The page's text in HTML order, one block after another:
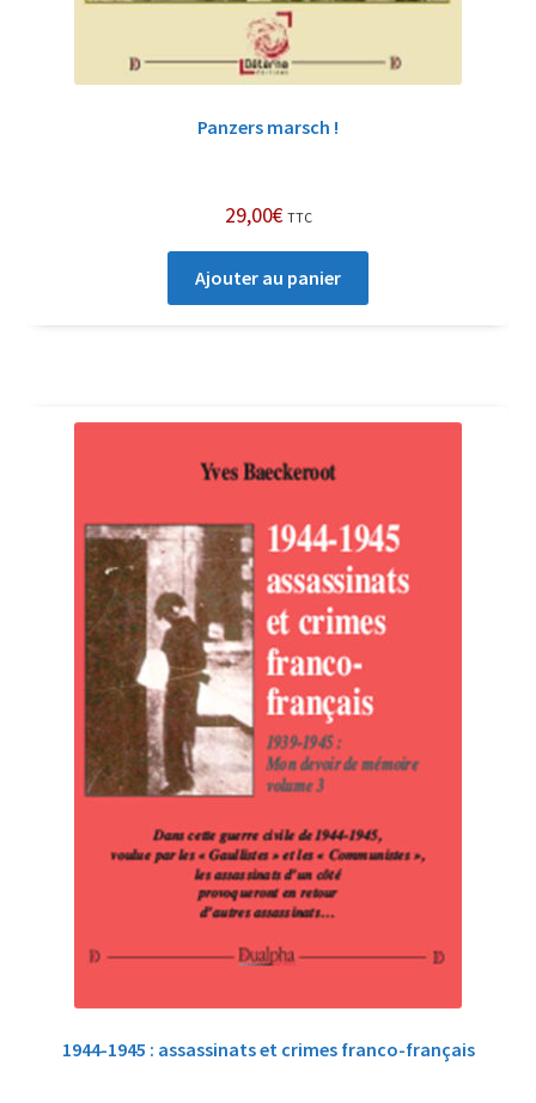
Panzers marsch !
29,00€ TTC
Ajouter au panier
1944-1945 : assassinats et crimes franco-français